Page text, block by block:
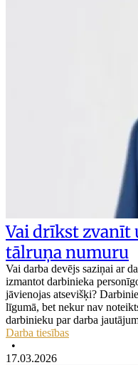
Vai drīkst zvanīt
tālruņa numuru
Vai darba devējs saziņai ar
izmantot darbinieka
jāvienojas atsevišķi?
līgumā, bet nekur nav
darbinieku par darba
Darba tiesības
•
17.03.2026